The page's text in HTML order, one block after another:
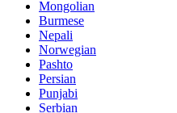
Mongolian
Burmese
Nepali
Norwegian
Pashto
Persian
Punjabi
Serbian